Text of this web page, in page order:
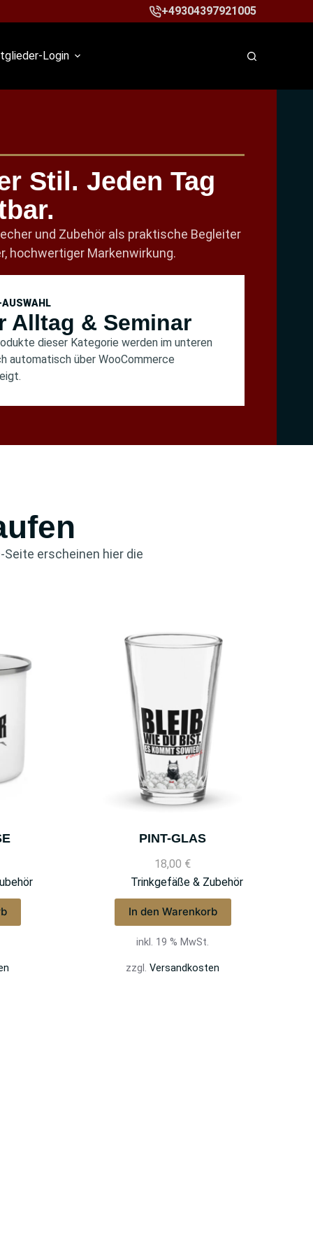
+49304397921005
Login
Stil. Jeden Tag
und Zubehör als praktische Begleiter
hochwertiger Markenwirkung.
Alltag & Seminar
dieser Kategorie werden im unteren
automatisch über WooCommerce
erscheinen hier die
PINT-GLAS
18,00 €
Trinkgefäße & Zubehör
In den Warenkorb
inkl. 19 % MwSt.
zzgl.Versandkosten